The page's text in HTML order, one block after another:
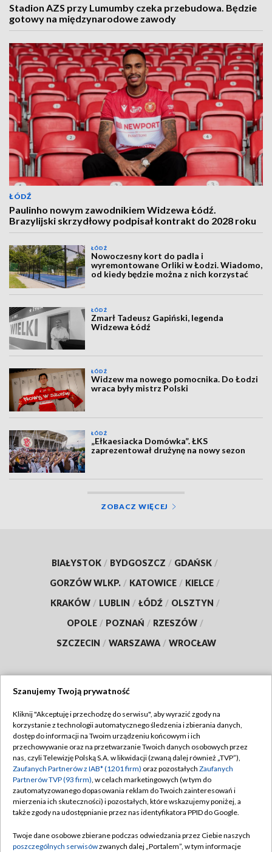
Stadion AZS przy Lumumby czeka przebudowa. Będzie
gotowy na międzynarodowe zawody
ŁÓDŹ
Paulinho nowym zawodnikiem Widzewa Łódź.
Brazylijski skrzydłowy podpisał kontrakt do 2028 roku
ŁÓDŹ
Nowoczesny kort do padla i
wyremontowane Orliki w Łodzi. Wiadomo,
od kiedy będzie można z nich korzystać
ŁÓDŹ
Zmarł Tadeusz Gapiński, legenda
Widzewa Łódź
ŁÓDŹ
Widzew ma nowego pomocnika. Do Łodzi
wraca były mistrz Polski
ŁÓDŹ
„Ełkaesiacka Domówka”. ŁKS
zaprezentował drużynę na nowy sezon
ZOBACZ WIĘCEJ
BIAŁYSTOK / BYDGOSZCZ / GDAŃSK /
GORZÓW WLKP. / KATOWICE / KIELCE /
KRAKÓW / LUBLIN / ŁÓDŹ / OLSZTYN /
OPOLE / POZNAŃ / RZESZÓW /
SZCZECIN / WARSZAWA / WROCŁAW
TVP
Abonament TVP
Emisja w TVP
Centrum informacji TVP
Naziemna Telewizja Cyfrowa
Rada Programowa
Regulamin TVP
Polityka prywatności
Moje zgody
Pomoc
Kontakt
Szanujemy Twoją prywatność
Kliknij "Akceptuję i przechodzę do serwisu", aby wyrazić zgody na
korzystanie z technologii automatycznego śledzenia i zbierania danych,
dostęp do informacji na Twoim urządzeniu końcowym i ich
przechowywanie oraz na przetwarzanie Twoich danych osobowych przez
nas, czyli Telewizję Polską S.A. w likwidacji (zwaną dalej również „TVP”),
Zaufanych Partnerów z IAB* (1201 firm) oraz pozostałych Zaufanych
Partnerów TVP (93 firm), w celach marketingowych (w tym do
zautomatyzowanego dopasowania reklam do Twoich zainteresowań i
mierzenia ich skuteczności) i pozostałych, które wskazujemy poniżej, a
także zgody na udostępnianie przez nas identyfikatora PPID do Google.
Twoje dane osobowe zbierane podczas odwiedzania przez Ciebie naszych
poszczególnych serwisówzwanych dalej „Portalem”, w tym informacje